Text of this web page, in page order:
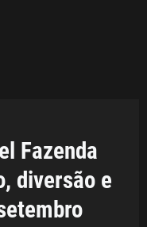
Fazenda
diversão e